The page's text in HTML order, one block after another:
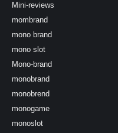
Mini-reviews
mombrand
mono brand
mono slot
Mono-brand
monobrand
monobrend
monogame
monoslot